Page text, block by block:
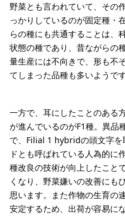
野菜とも言われていて、その
っかりしているのが固定種・
らの種にも共通することは、
状態の種であり、昔ながらの
量生産には不向きで、形も不
てしまった品種も多いようです
一方で、耳にしたことのある
が進んでいるのがF1種。異品
で、Filial 1 hybridの頭文字を
ドとも呼ばれている人為的に
種改良の技術が向上したこと
くなり、野菜嫌いの改善にも
思います。また作物の生育の
安定するため、出荷が容易に